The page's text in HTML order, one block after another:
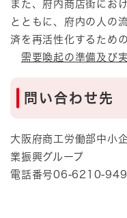
また、府内商店街にお
とともに、府内の人の
済を再活性化するため
需要喚起の準備及び
問い合わせ先
大阪府商工労働部中小
業振興グループ
電話番号06-6210-